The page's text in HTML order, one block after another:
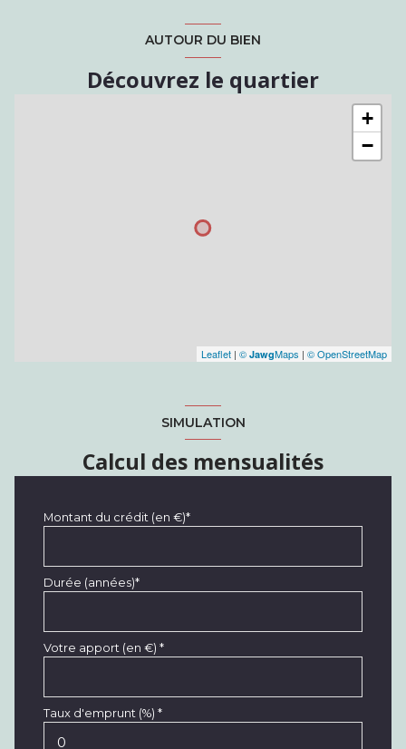
AUTOUR DU BIEN
Découvrez le quartier
+
−
Leaflet | © JawgMaps | © OpenStreetMap
SIMULATION
Calcul des mensualités
Montant du crédit (en €)*
Durée (années)*
Votre apport (en €) *
Taux d'emprunt (%) *